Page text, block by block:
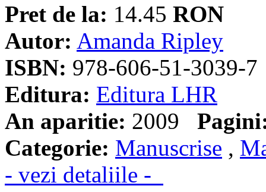
Pret de la: 14.45 RON
Autor: Amanda Ripley
ISBN: 978-606-51-3039-7
Editura: Editura LHR
An aparitie: 2009
Categorie: Manuscrise ,
- vezi detaliile -